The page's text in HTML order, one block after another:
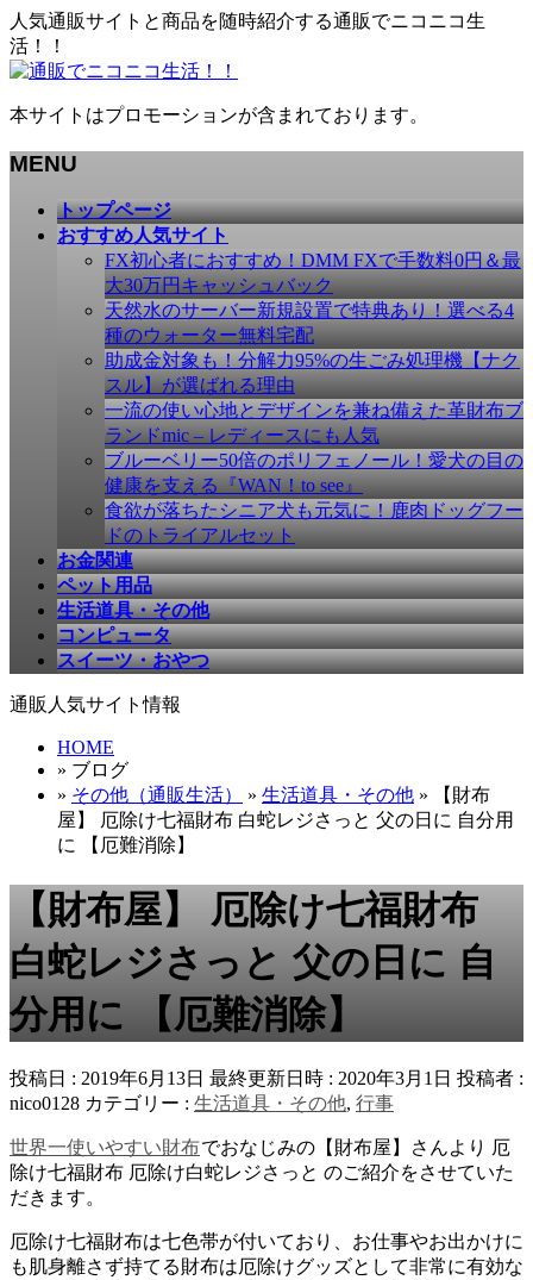
人気通販サイトと商品を随時紹介する通販でニコニコ生
活！！
本サイトはプロモーションが含まれております。
MENU
トップページ
おすすめ人気サイト
FX初心者におすすめ！DMM FXで手数料0円＆最
大30万円キャッシュバック
天然水のサーバー新規設置で特典あり！選べる4
種のウォーター無料宅配
助成金対象も！分解力95%の生ごみ処理機【ナク
スル】が選ばれる理由
一流の使い心地とデザインを兼ね備えた革財布ブ
ランドmic – レディースにも人気
ブルーベリー50倍のポリフェノール！愛犬の目の
健康を支える『WAN！to see』
食欲が落ちたシニア犬も元気に！鹿肉ドッグフー
ドのトライアルセット
お金関連
ペット用品
生活道具・その他
コンピュータ
スイーツ・おやつ
通販人気サイト情報
HOME
» ブログ
» その他（通販生活） » 生活道具・その他 » 【財布
屋】 厄除け七福財布 白蛇レジさっと 父の日に 自分用
に 【厄難消除】
【財布屋】 厄除け七福財布
白蛇レジさっと 父の日に 自
分用に 【厄難消除】
投稿日 : 2019年6月13日 最終更新日時 : 2020年3月1日 投稿者 :
nico0128 カテゴリー : 生活道具・その他, 行事
世界一使いやすい財布でおなじみの【財布屋】さんより 厄
除け七福財布 厄除け白蛇レジさっと のご紹介をさせていた
だきます。
厄除け七福財布は七色帯が付いており、お仕事やお出かけに
も肌身離さず持てる財布は厄除けグッズとして非常に有効な